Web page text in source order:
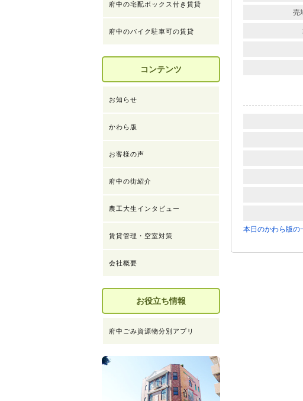
売
本日のかわら版の
府中の宅配ボックス付き賃貸
府中のバイク駐車可の賃貸
コンテンツ
お知らせ
かわら版
お客様の声
府中の街紹介
農工大生インタビュー
賃貸管理・空室対策
会社概要
お役立ち情報
府中ごみ資源物分別アプリ